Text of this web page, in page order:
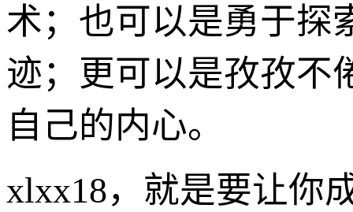
术；也可以是勇于探
迹；更可以是孜孜不
自己的内心。
xlxx18，就是要让你